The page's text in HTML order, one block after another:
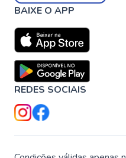
BAIXE O APP
REDES SOCIAIS